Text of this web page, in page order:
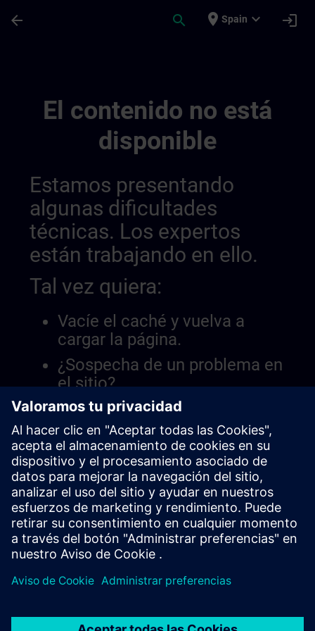
arrow_back search place Spain expand_more login
El contenido no está
disponible
Estamos presentando
algunas dificultades
técnicas. Los expertos
están trabajando en ello.
Tal vez quiera:
Vacíe el caché y vuelva a
cargar la página.
¿Sospecha de un problema en
el sitio?